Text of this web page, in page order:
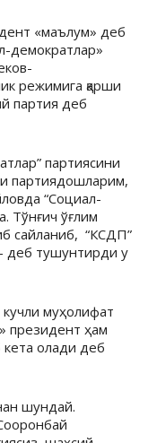
«маълум» деб
демократлар»
режимига қарши
партия деб
партиясини
партиядошларим,
“Социал-
Тўнғич ўғлим
сайланиб, “КСДП”
деб тушунтирди у
муҳолифат
президент ҳам
кета олади деб
шундай.